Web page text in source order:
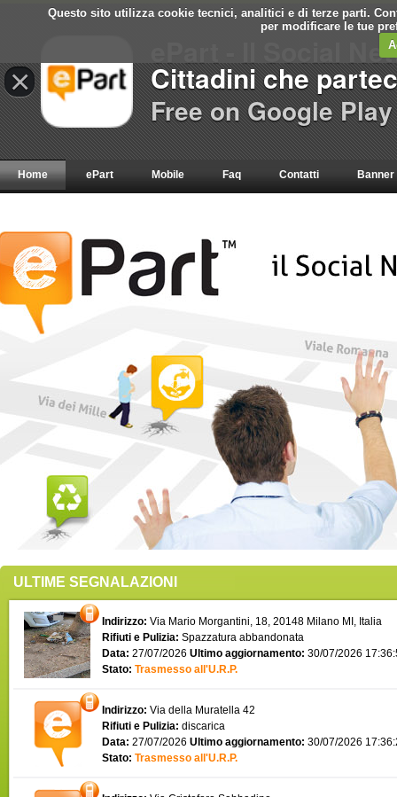
Questo sito utilizza cookie tecnici, analitici e di terze parti.
per modificare le tue
Home ePart Mobile Faq Contatti Banner
ULTIME SEGNALAZIONI
Indirizzo: Via Mario Morgantini, 18, 20148 Milano MI, Italia
Rifiuti e Pulizia: Spazzatura abbandonata
Data: 27/07/2026 Ultimo aggiornamento: 30/07/2026
Stato: Trasmesso all'U.R.P.
Indirizzo: Via della Muratella 42
Rifiuti e Pulizia: discarica
Data: 27/07/2026 Ultimo aggiornamento: 30/07/2026
Stato: Trasmesso all'U.R.P.
×
ePart - Il Social
Cittadini che
Free on Google Play